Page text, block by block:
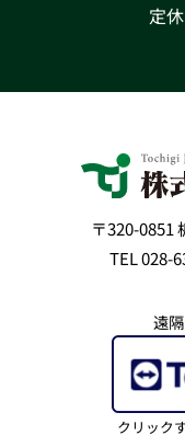
定
〒320-0851
TEL 028-
遠
クリック